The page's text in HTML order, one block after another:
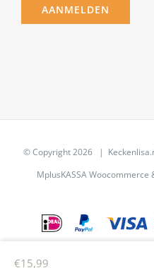
€15,99
© Copyright2026 |
MplusKASSA Woocommerce